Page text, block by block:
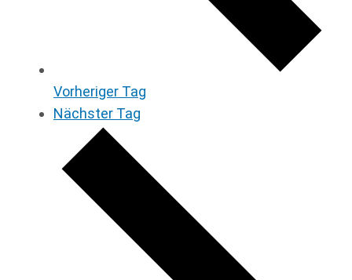
Vorheriger Tag
Nächster Tag